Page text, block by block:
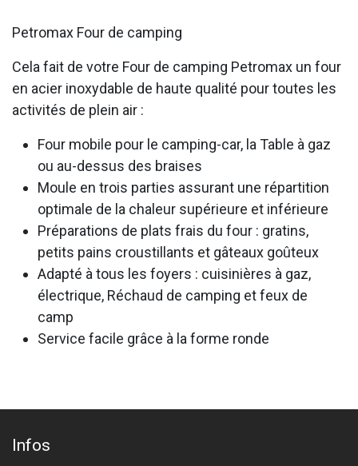
Petromax Four de camping
Cela fait de votre Four de camping Petromax un four
en acier inoxydable de haute qualité pour toutes les
activités de plein air :
Four mobile pour le camping-car, la Table à gaz
ou au-dessus des braises
Moule en trois parties assurant une répartition
optimale de la chaleur supérieure et inférieure
Préparations de plats frais du four : gratins,
petits pains croustillants et gâteaux goûteux
Adapté à tous les foyers : cuisinières à gaz,
électrique, Réchaud de camping et feux de
camp
Service facile grâce à la forme ronde
Infos